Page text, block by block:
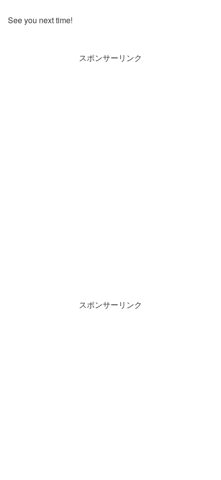
See you next time!
スポンサーリンク
スポンサーリンク